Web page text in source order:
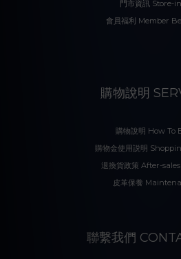
門市資訊 Store-
會員福利 Member
購物說明
購物說明 How To
購物金使用説明
退換貨政策 After-
皮革保養
聯繫我們